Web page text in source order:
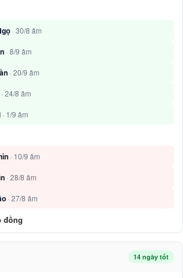
· 30/8 âm
· 8/9 âm
· 20/9 âm
· 24/8 âm
· 1/9 âm
· 10/9 âm
· 28/8 âm
· 27/8 âm
đồng
14 ngày tốt